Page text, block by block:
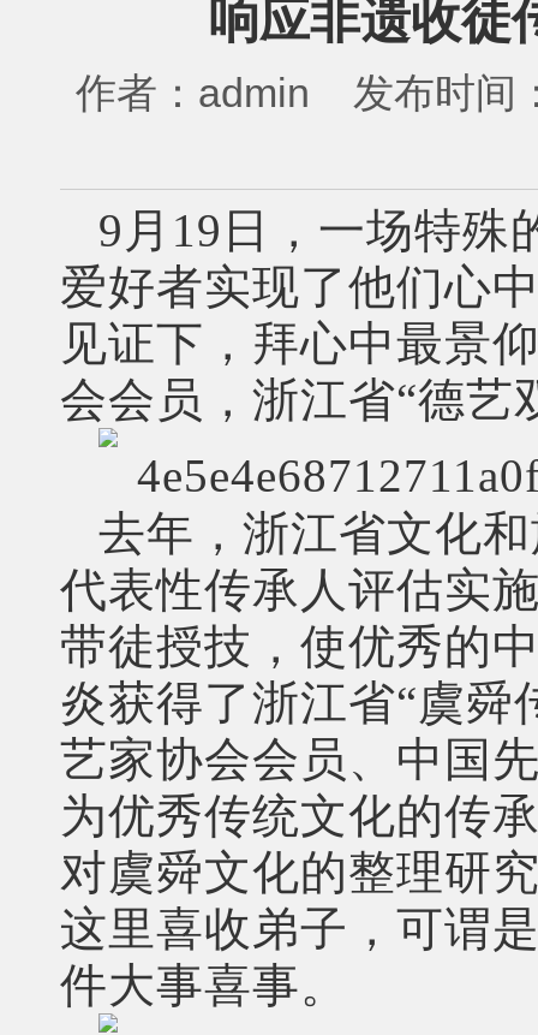
响应非遗收徒
作者： admin 发布时间
9月19日，一场特殊
爱好者实现了他们心
见证下，拜心中最景
会会员，浙江省“德艺
去年，浙江省文化
代表性传承人评估实
带徒授技，使优秀的
炎获得了浙江省“虞舜
艺家协会会员、中国
为优秀传统文化的传
对虞舜文化的整理研
这里喜收弟子，可谓
件大事喜事。